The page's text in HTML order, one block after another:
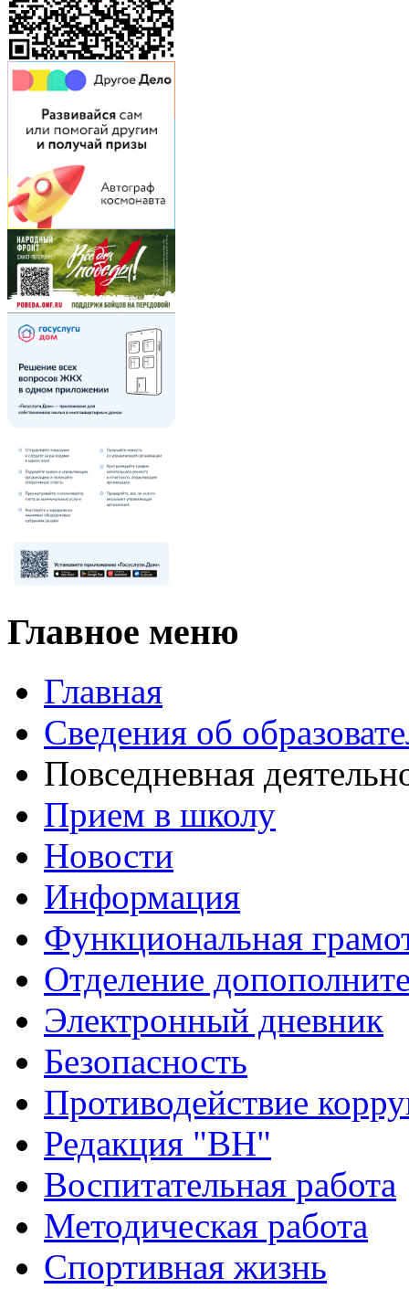
Главное меню
Главная
Сведения об
Повседневная
Прием в школу
Новости
Информация
Функциональная
Отделение
Электронный дневник
Безопасность
Противодействие
Редакция "ВН"
Воспитательная работа
Методическая работа
Спортивная жизнь